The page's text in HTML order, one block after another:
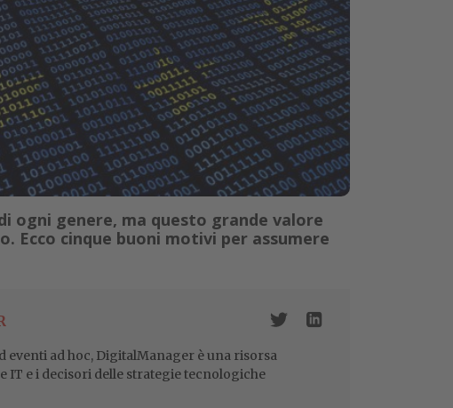
ogni genere, ma questo grande valore
Ecco cinque buoni motivi per assumere
ad hoc, DigitalManager è una risorsa
IT e i decisori delle strategie tecnologiche